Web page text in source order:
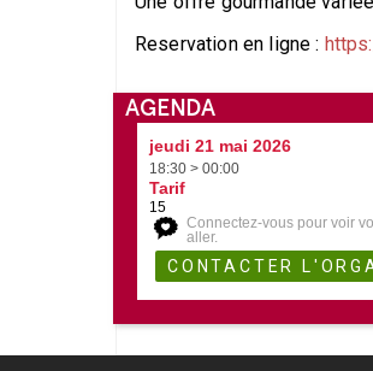
Reservation en ligne :
AGENDA
jeudi 21 mai 2026
18:30 > 00:00
Tarif
15
Connectez-vous pour voir
aller.